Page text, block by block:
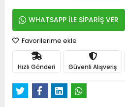
WHATSAPP İLE SİPARİŞ VER
Favorilerime ekle
Hızlı Gönderi Güvenli Alışveriş